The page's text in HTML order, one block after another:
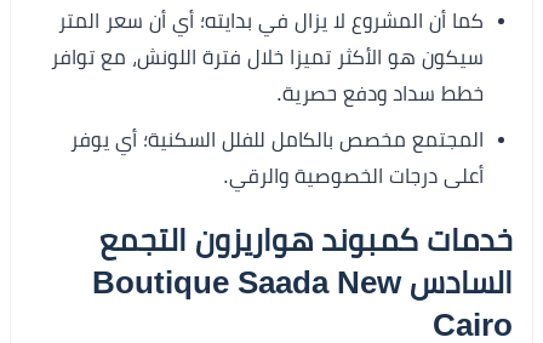
كما أن المشروع لا يزال في بدايته؛ أي أن سعر المتر
سيكون هو الأكثر تميزا خلال فترة اللونش، مع توافر
خطط سداد ودفع حصرية.
المجتمع مخصص بالكامل للفلل السكنية؛ أي يوفر
أعلى درجات الخصوصية والرقي.
خدمات كمبوند هواريزون التجمع
السادس Boutique Saada New
Cairo